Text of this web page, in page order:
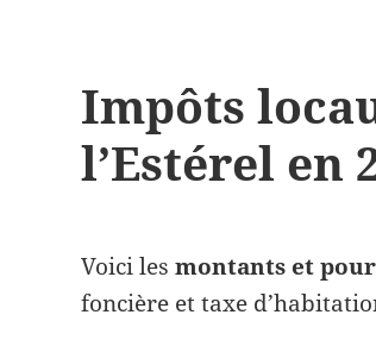
Impôts
l’Estérel en
Voici lesmontants et
foncière et taxe